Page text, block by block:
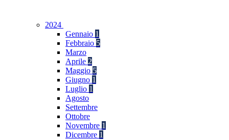
2024
Gennaio 1
Febbraio 5
Marzo
Aprile 2
Maggio 5
Giugno 1
Luglio 1
Agosto
Settembre
Ottobre
Novembre 1
Dicembre 1